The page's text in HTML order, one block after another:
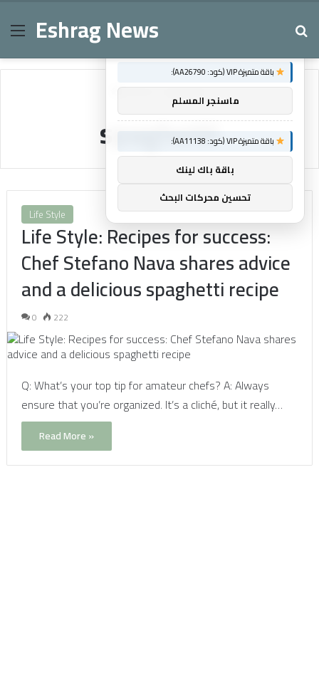
MenuEshrag News
Home/spaghetti
spaghetti
Life Style
Life Style: Recipes for success:
Chef Stefano Nava shares advice
and a delicious spaghetti recipe
0 222
Q: What’s your top tip for amateur chefs? A: Always
ensure that you’re organized. It’s a cliché, but it really…
Read More »
×
باقة متميزة VIP (كود: AA26790):
ماسنجر المسلم
باقة متميزة VIP (كود: AA11138):
باقة باك لينك
تحسين محركات البحث